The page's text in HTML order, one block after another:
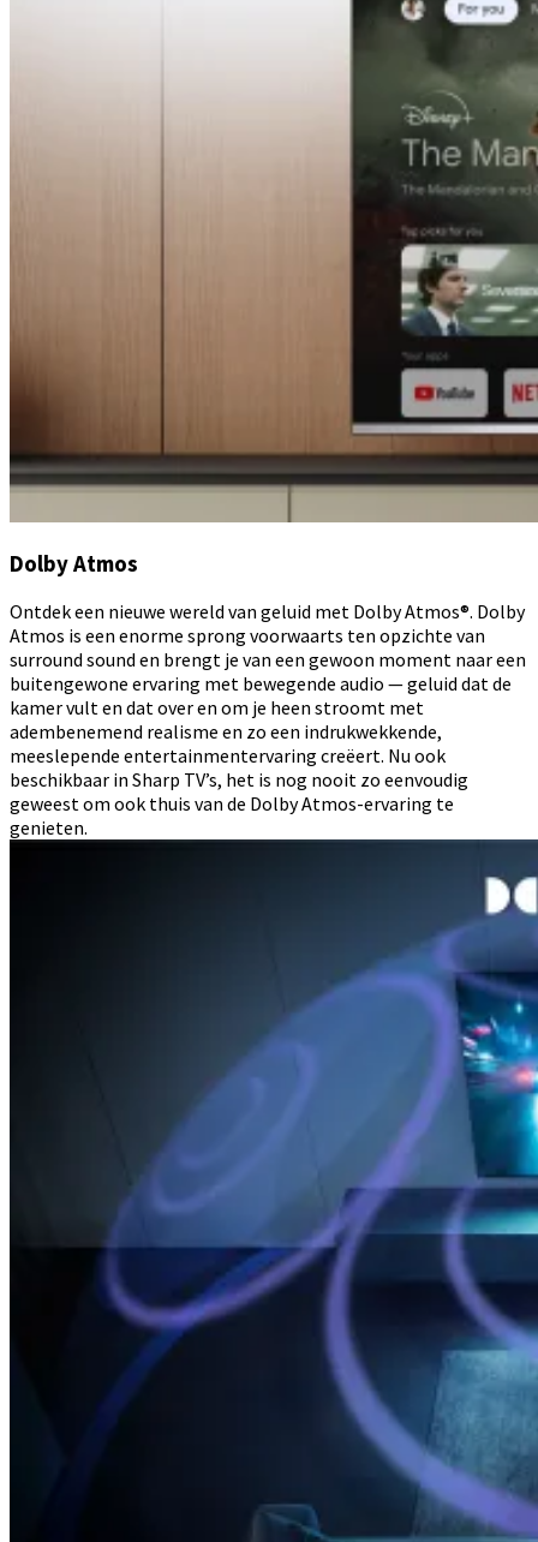
Dolby Atmos
Ontdek een nieuwe wereld van geluid met Dolby Atmos®. Dolby
Atmos is een enorme sprong voorwaarts ten opzichte van
surround sound en brengt je van een gewoon moment naar een
buitengewone ervaring met bewegende audio — geluid dat de
kamer vult en dat over en om je heen stroomt met
adembenemend realisme en zo een indrukwekkende,
meeslepende entertainmentervaring creëert. Nu ook
beschikbaar in Sharp TV’s, het is nog nooit zo eenvoudig
geweest om ook thuis van de Dolby Atmos-ervaring te
genieten.